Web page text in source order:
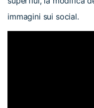
immagini sui social.